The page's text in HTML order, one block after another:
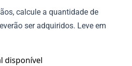
calcule a quantidade de
ser adquiridos. Leve em
disponível